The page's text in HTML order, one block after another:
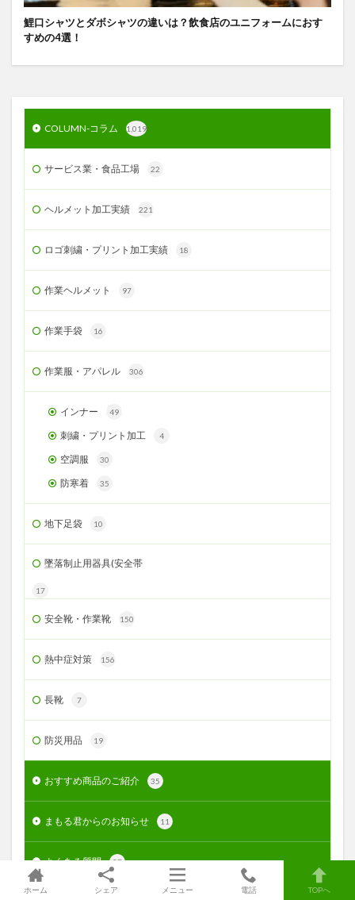
鯉口シャツとダボシャツの違いは？飲食店のユニフォームにおす
すめの4選！
COLUMN-コラム 1,019
サービス業・食品工場 22
ヘルメット加工実績 221
ロゴ刺繍・プリント加工実績 18
作業ヘルメット 97
作業手袋 16
作業服・アパレル 306
インナー 49
刺繍・プリント加工 4
空調服 30
防寒着 35
地下足袋 10
墜落制止用器具(安全帯
17
安全靴・作業靴 150
熱中症対策 156
長靴 7
防災用品 19
おすすめ商品のご紹介 35
まもる君からのお知らせ 11
よくある質問 37
ホーム シェア メニュー 電話 TOPへ